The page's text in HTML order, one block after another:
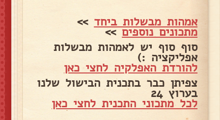
אמהות מבשלות ביחד >>
מתכונים נוספים>>
סוף סוף יש לאמהות מבשלות
אפליקציה :)
להורדת האפלקיה לחצי כאן
צפיתן כבר בתכנית הבישול שלנו
בערוץ 24
לכל מתכוני התכנית לחצי כאן